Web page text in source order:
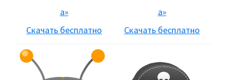
а»
Скачать бесплатно
а»
Скачать бесплатно